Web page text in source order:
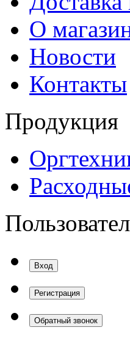
О
Новости
Контакты
Продукция
Вход
Регистрация
Обратный звонок